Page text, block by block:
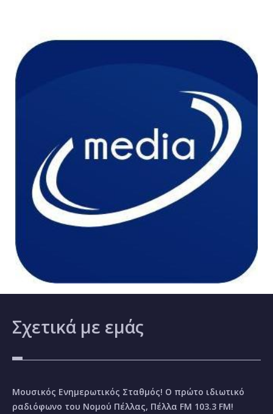
Σχετικά με εμάς
Μουσικός Ενημερωτικός Σταθμός! Ο πρώτο ιδιωτικό
ραδιόφωνο του Νομού Πέλλας, Πέλλα FM 103.3 FM!